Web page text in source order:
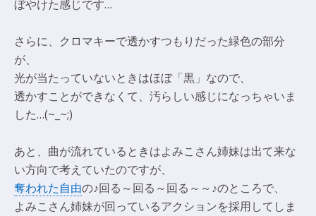
ぼやけた感じです…
さらに、クロマキーで透かすつもりだった緑色の部分
が、
光が当たっていないときはほぼ「黒」なので、
透かすことができなくて、汚らしい感じになっちゃいま
した…(~_~;)
あと、曲が流れているときはよみこさん姉妹は出て来な
い方向で考えていたのですが、
奪われた自由の♪回る～回る～回る～～♪のところで、
よみこさん姉妹が回っているアクションを採用してしま